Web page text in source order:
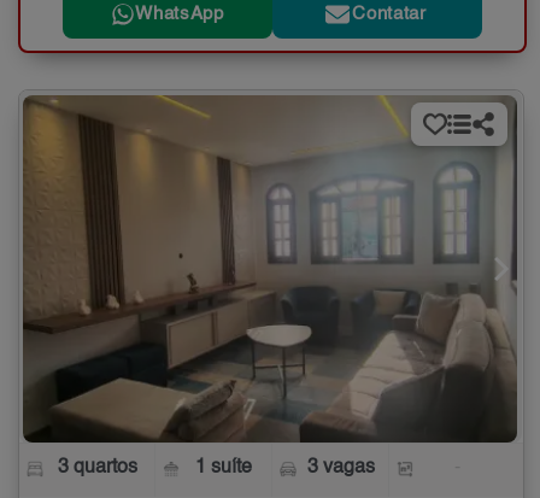
WhatsApp Contatar
3 quartos 1 suíte 3 vagas